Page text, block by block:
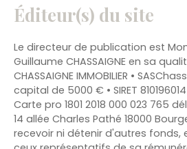
Éditeur(s) du site
Le directeur de publication est
Guillaume CHASSAIGNE en sa
CHASSAIGNE IMMOBILIER •
capital de 5000 € • SIRET 810196014
Carte pro 1801 2018 000 023 765
14 allée Charles Pathé 18000
recevoir ni détenir d'autres fonds,